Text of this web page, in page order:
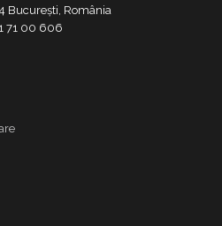
București, România
71 00 606